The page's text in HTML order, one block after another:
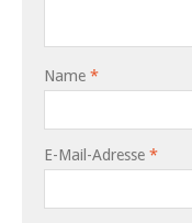
Name *
E-Mail-Adresse *